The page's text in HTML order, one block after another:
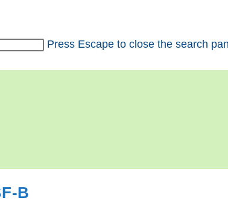
Press Escape to close the search
B